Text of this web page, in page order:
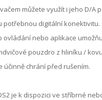
můžete využít i jeho D/A
potřebnou digitální konektivitu.
ovládání nebo aplikace
pouzdro z hliníku /
účinně chrání před rušením.
je k dispozici ve stříbrné